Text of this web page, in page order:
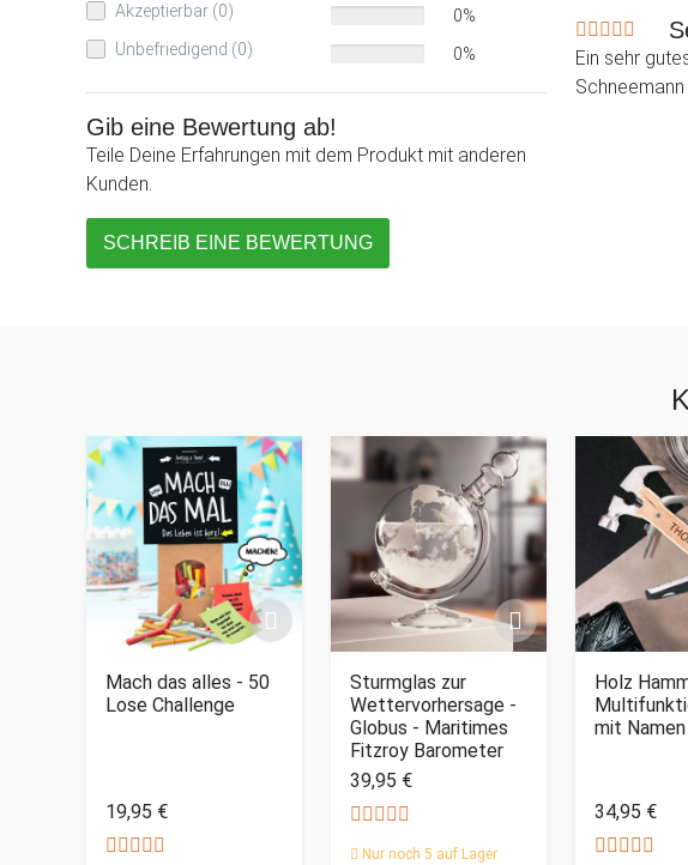
Akzeptierbar (0)
0%
Unbefriedigend (0)
0%
Gib eine Bewertung ab!
Teile Deine Erfahrungen mit dem Produkt mit anderen
Kunden.
SCHREIB EINE BEWERTUNG
Ein sehr
Mach das alles - 50
Lose Challenge
19,95 €
Sturmglas zur
Wettervorhersage -
Globus - Maritimes
Fitzroy Barometer
39,95 €
Nur noch 5 auf Lager
Holz
mit Namen
34,95 €